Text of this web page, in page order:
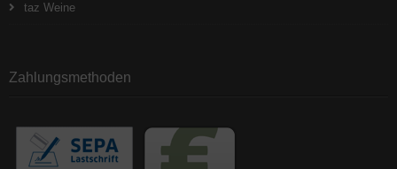
taz Weine
Zahlungsmethoden